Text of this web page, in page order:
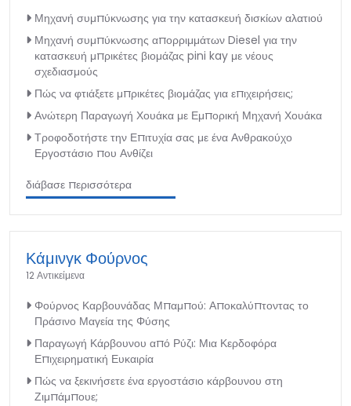
Μηχανή συμπύκνωσης για την κατασκευή δισκίων αλατιού
Μηχανή συμπύκνωσης απορριμμάτων Diesel για την
κατασκευή μπρικέτες βιομάζας pini kay με νέους
σχεδιασμούς
Πώς να φτιάξετε μπρικέτες βιομάζας για επιχειρήσεις;
Ανώτερη Παραγωγή Χουάκα με Εμπορική Μηχανή Χουάκα
Τροφοδοτήστε την Επιτυχία σας με ένα Ανθρακούχο
Εργοστάσιο που Ανθίζει
διάβασε περισσότερα
Κάμινγκ Φούρνος
12 Αντικείμενα
Φούρνος Καρβουνάδας Μπαμπού: Αποκαλύπτοντας το
Πράσινο Μαγεία της Φύσης
Παραγωγή Κάρβουνου από Ρύζι: Μια Κερδοφόρα
Επιχειρηματική Ευκαιρία
Πώς να ξεκινήσετε ένα εργοστάσιο κάρβουνου στη
Ζιμπάμπουε;